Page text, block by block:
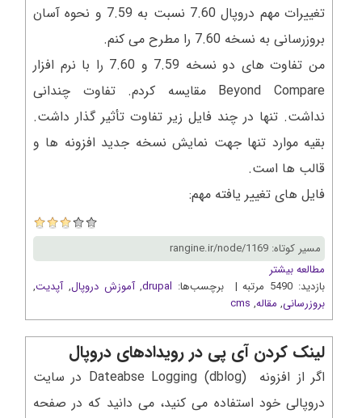
تغییرات مهم دروپال 7.60 نسبت به 7.59 و نحوه آسان
بروزرسانی به نسخه 7.60 را مطرح می کنم.
من تفاوت های دو نسخه 7.59 و 7.60 را با نرم افزار
Beyond Compare مقایسه کردم. تفاوت چندانی
نداشت. تنها در چند فایل زیر تفاوت تأثیر گذار داشت.
بقیه موارد تنها جهت نمایش نسخه جدید افزونه ها و
قالب ها است.
فایل های تغییر یافته مهم:
مسیر کوتاه: rangine.ir/node/1169
مطالعه بیشتر
بازدید: 5490 مرتبه | برچسب‌ها:
drupal
,آموزش دروپال,آپدیت,
بروزرسانی, مقاله,
cms
لینک کردن آی پی در رویدادهای دروپال
اگر از افزونه Dateabse Logging (dblog) در سایت
دروپالی خود استفاده می کنید، می دانید که در صفحه